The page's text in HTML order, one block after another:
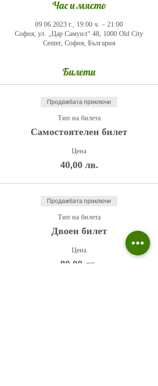
Час и място
09.06.2023 г., 19:00 ч. – 21:00
София, ул. „Цар Самуил“ 48, 1000 Old City
Center, София, България
Билети
Продажбата приключи
Тип на билета
Самостоятелен билет
Цена
40,00 лв.
Продажбата приключи
Тип на билета
Двоен билет
Цена
80,00 лв.